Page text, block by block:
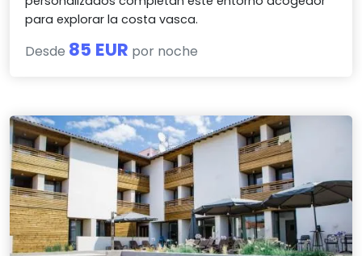
para explorar la costa vasca.
Desde 85 EUR por noche